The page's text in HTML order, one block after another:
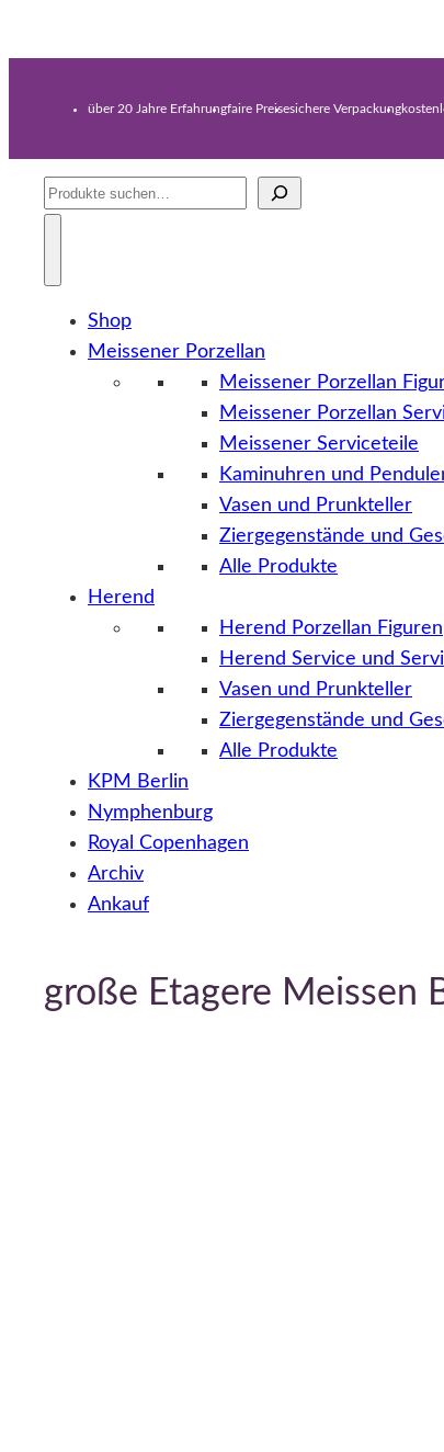
über 20 Jahre Erfahrungfaire Preisesichere Verpackung
Suche
Shop
Meissener Porzellan
Meissener Porzellan
Meissener Porzellan
Meissener Serviceteile
Kaminuhren und
Vasen und Prunkteller
Ziergegenstände und
Alle Produkte
Herend
Herend Porzellan Figuren
Herend Service und
Vasen und Prunkteller
Ziergegenstände und
Alle Produkte
KPM Berlin
Nymphenburg
Royal Copenhagen
Archiv
Ankauf
große Etagere Meissen